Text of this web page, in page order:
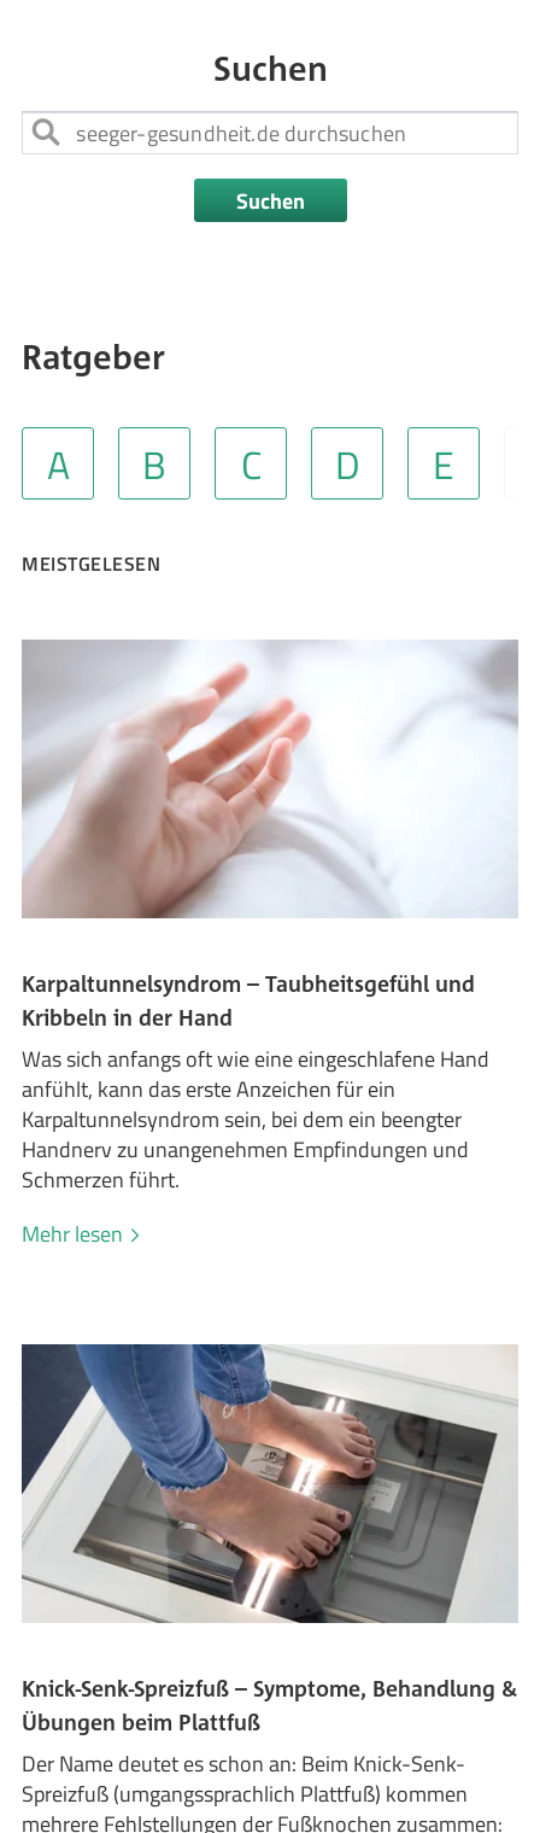
Suchen
Suchen
Ratgeber
A B C D E
MEISTGELESEN
Karpaltunnelsyndrom – Taubheitsgefühl und
Kribbeln in der Hand
Was sich anfangs oft wie eine eingeschlafene Hand
anfühlt, kann das erste Anzeichen für ein
Karpaltunnelsyndrom sein, bei dem ein beengter
Handnerv zu unangenehmen Empfindungen und
Schmerzen führt.
Mehr lesen
Knick-Senk-Spreizfuß – Symptome, Behandlung &
Übungen beim Plattfuß
Der Name deutet es schon an: Beim Knick-Senk-
Spreizfuß (umgangssprachlich Plattfuß) kommen
mehrere Fehlstellungen der Fußknochen zusammen: